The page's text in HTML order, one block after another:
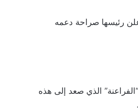
رئيسها صراحة دعمه
لمنتخب “الفراعنة” الذي صعد إلى هذه